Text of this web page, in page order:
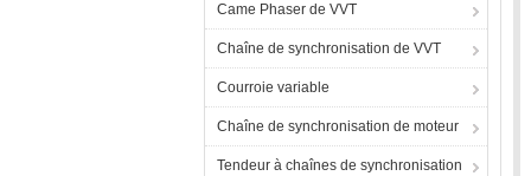
Came Phaser de VVT
Chaîne de synchronisation de VVT
Courroie variable
Chaîne de synchronisation de moteur
Tendeur à chaînes de synchronisation